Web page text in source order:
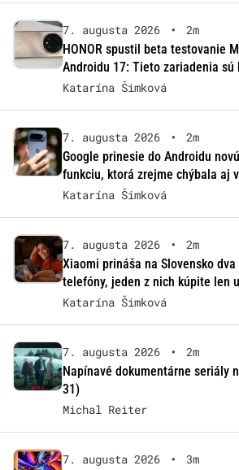
7. augusta 2026 •
2m
HONOR spustil beta testovanie
Androidu 17: Tieto zariadenia sú
Katarína Šimková
7. augusta 2026 •
2m
Google prinesie do Androidu
funkciu, ktorá zrejme chýbala aj
Katarína Šimková
7. augusta 2026 •
2m
Xiaomi prináša na Slovensko
telefóny, jeden z nich kúpite len
Katarína Šimková
7. augusta 2026 •
2m
Napínavé dokumentárne seriály
31)
Michal Reiter
7. augusta 2026 •
3m